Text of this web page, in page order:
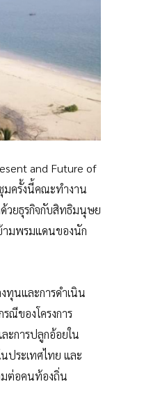
and Future of
มครั้งนี้คณะทำงาน
วยธุรกิจกับสิทธิมนุษย
ามพรมแดนของนัก
ทุนและการดำเนิน
ณีของโครงการ
ะการปลูกอ้อยใน
ประเทศไทย และ
มต่อคนท้องถิ่น